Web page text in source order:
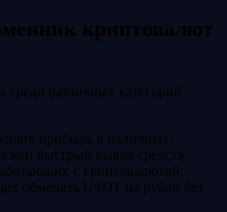
криптовалют
среди различных категорий
прибыль в наличных;
быстрый вывод средств;
с криптовалютой;
обменять USDT на рубли без